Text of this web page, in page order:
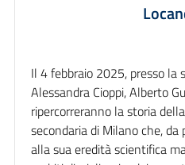
Il 4 febbraio 2025, presso la
Alessandra Cioppi, Alberto
ripercorreranno la storia
secondaria di Milano che,
alla sua eredità scientifica